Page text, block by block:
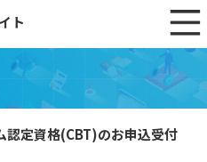
ト
定資格(CBT)のお申込受付